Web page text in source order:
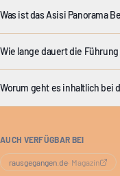
Was ist das Asisi Panorama
Wie lange dauert die
Worum geht es inhaltlich bei
AUCH VERFÜGBAR BEI
rausgegangen.de· Magazin